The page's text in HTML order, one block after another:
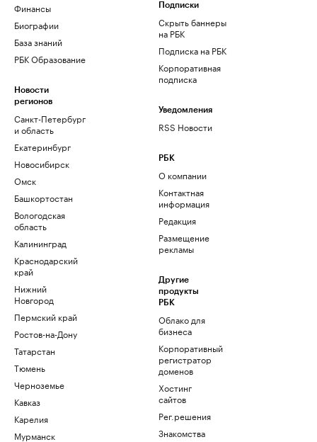
Финансы
Биографии
База знаний
РБК Образование
Новости
регионов
Санкт-Петербург
и область
Екатеринбург
Новосибирск
Омск
Башкортостан
Вологодская
область
Калининград
Краснодарский
край
Нижний
Новгород
Пермский край
Ростов-на-Дону
Татарстан
Тюмень
Черноземье
Кавказ
Карелия
Мурманск
Подписки
Скрыть баннеры
на РБК
Подписка на РБК
Корпоративная
подписка
Уведомления
RSS Новости
РБК
О компании
Контактная
информация
Редакция
Размещение
рекламы
Другие
продукты
РБК
Облако для
бизнеса
Корпоративный
регистратор
доменов
Хостинг
сайтов
Рег.решения
Знакомства